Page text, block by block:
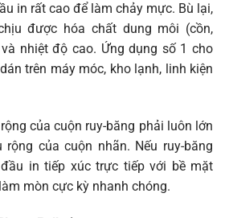
in rất cao để làm chảy mực. Bù lại,
được hóa chất dung môi (cồn,
nhiệt độ cao. Ứng dụng số 1 cho
trên máy móc, kho lạnh, linh kiện
của cuộn ruy-băng phải luôn lớn
rộng của cuộn nhãn. Nếu ruy-băng
in tiếp xúc trực tiếp với bề mặt
mòn cực kỳ nhanh chóng.